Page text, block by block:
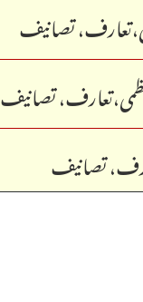
تصانیف
تصانیف
تصانیف